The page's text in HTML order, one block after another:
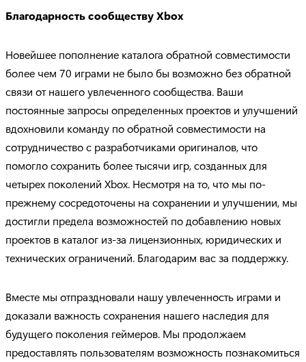
Благодарность сообществуXbox
Новейшее пополнение каталога обратной совместимости
более чем 70 играми не было бы возможно без обратной
связи от нашего увлеченного сообщества. Ваши
постоянные запросы определенных проектов и улучшений
вдохновили команду по обратной совместимости на
сотрудничество с разработчиками оригиналов, что
помогло сохранить более тысячи игр, созданных для
четырех поколений Xbox. Несмотря на то, что мы по-
прежнему сосредоточены на сохранении и улучшении, мы
достигли предела возможностей по добавлению новых
проектов в каталог из-за лицензионных, юридических и
технических ограничений. Благодарим вас за поддержку.
Вместе мы отпраздновали нашу увлеченность играми и
доказали важность сохранения нашего наследия для
будущего поколения геймеров. Мы продолжаем
предоставлять пользователям возможность познакомиться